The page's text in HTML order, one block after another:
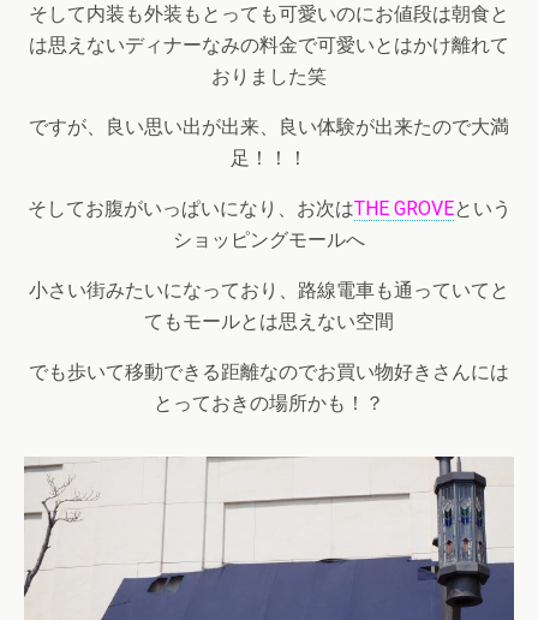
そして内装も外装もとっても可愛いのにお値段は朝食と
は思えないディナーなみの料金で可愛いとはかけ離れて
おりました笑
ですが、良い思い出が出来、良い体験が出来たので大満
足！！！
そしてお腹がいっぱいになり、お次はTHE GROVEという
ショッピングモールへ
小さい街みたいになっており、路線電車も通っていてと
てもモールとは思えない空間
でも歩いて移動できる距離なのでお買い物好きさんには
とっておきの場所かも！？